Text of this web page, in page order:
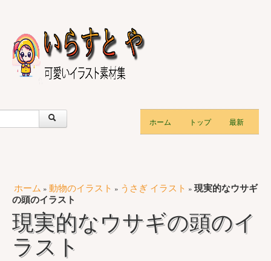
ホーム トップ 最新
ホーム » 動物のイラスト » うさぎ イラスト » 現実的なウサギ
の頭のイラスト
現実的なウサギの頭のイ
ラスト